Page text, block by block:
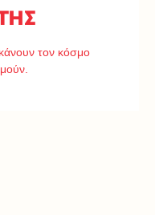
τον κόσμο